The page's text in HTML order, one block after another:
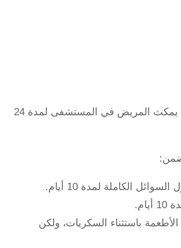
تستغرق عملية تكميم المعدة بالمنظار ما يقرب من 60-90 دقيقة، وبعدها يمكث المريض في المستشفى لمدة 24
الكاملة لمدة 10 أيام.
باستثناء السكريات، ولكن